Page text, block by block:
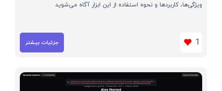
ویژگی‌ها، کاربردها و نحوه استفاده از این ابزار آگاه می‌شوید
1 جزئیات بیشتر